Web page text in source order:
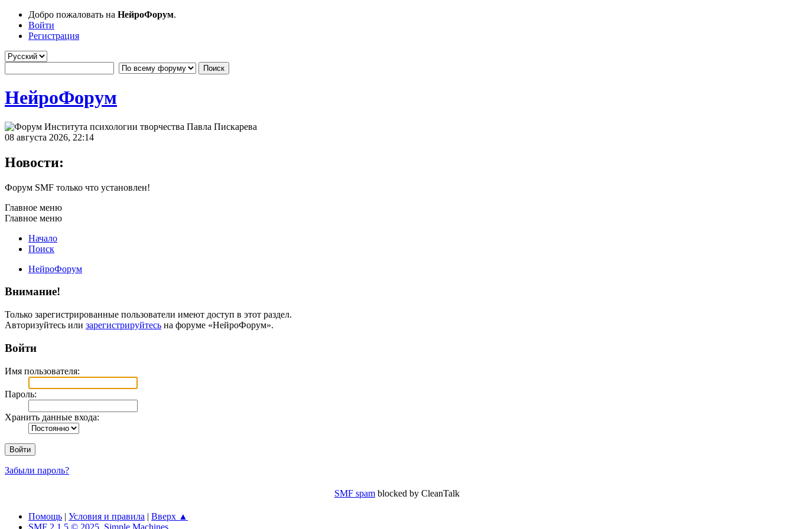
Добро пожаловать на НейроФорум.
Войти
Регистрация
НейроФорум
08 августа 2026, 22:14
Новости:
Форум SMF только что установлен!
Главное меню
Главное меню
Начало
Поиск
НейроФорум
Внимание!
Только зарегистрированные пользователи имеют доступ в этот раздел.
Авторизуйтесь или зарегистрируйтесь на форуме «НейроФорум».
Войти
Имя пользователя:
Пароль:
Хранить данные входа:
Забыли пароль?
SMF spam blocked by CleanTalk
Помощь | Условия и правила | Вверх ▲
SMF 2.1.5 © 2025 Simple Machines